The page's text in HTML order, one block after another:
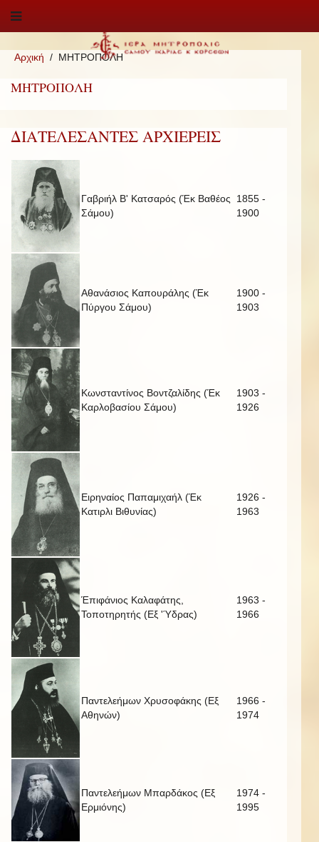
Αρχική ΜΗΤΡΟΠΟΛΗ
ΜΗΤΡΟΠΟΛΗ
ΔΙΑΤΕΛΕΣΑΝΤΕΣ ΑΡΧΙΕΡΕΙΣ
Γαβριήλ Β' Κατσαρός (Έκ Βαθέος
Σάμου)
1855 -
1900
Αθανάσιος Καπουράλης (Έκ
Πύργου Σάμου)
1900 -
1903
Κωνσταντίνος Βοντζαλίδης (Έκ
Καρλοβασίου Σάμου)
1903 -
1926
Ειρηναίος Παπαμιχαήλ (Έκ
Κατιρλι Βιθυνίας)
1926 -
1963
Έπιφάνιος Καλαφάτης,
Τοποτηρητής (Εξ 'Ύδρας)
1963 -
1966
Παντελεήμων Χρυσοφάκης (Εξ
Αθηνών)
1966 -
1974
Παντελεήμων Μπαρδάκος (Εξ
Ερμιόνης)
1974 -
1995